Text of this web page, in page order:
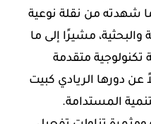
شهدته من نقلة نوعية
مشيرًا إلى ما
تكنولوجية متقدمة
عن دورها الريادي كبيت
المستدامة.